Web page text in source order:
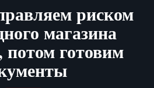
риском
магазина
готовим